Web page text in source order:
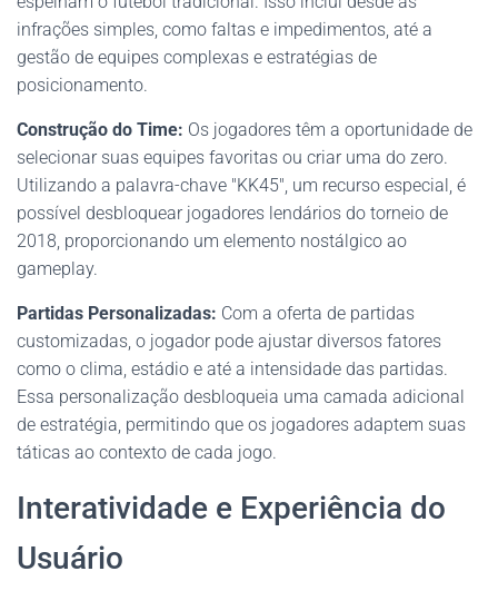
infrações simples, como faltas e impedimentos, até a
gestão de equipes complexas e estratégias de
posicionamento.
Construção do Time: Os jogadores têm a oportunidade de
selecionar suas equipes favoritas ou criar uma do zero.
Utilizando a palavra-chave "KK45", um recurso especial, é
possível desbloquear jogadores lendários do torneio de
2018, proporcionando um elemento nostálgico ao
gameplay.
Partidas Personalizadas: Com a oferta de partidas
customizadas, o jogador pode ajustar diversos fatores
como o clima, estádio e até a intensidade das partidas.
Essa personalização desbloqueia uma camada adicional
de estratégia, permitindo que os jogadores adaptem suas
táticas ao contexto de cada jogo.
Interatividade e Experiência do
Usuário